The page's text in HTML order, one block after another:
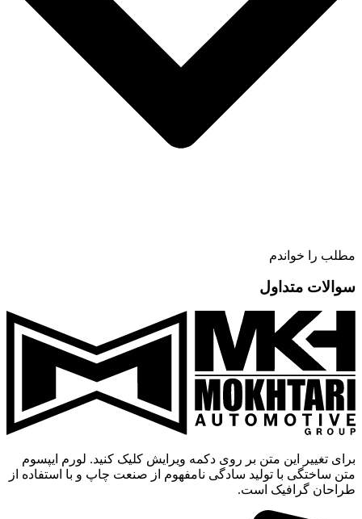
مطلب را خواندم
سوالات متداول
برای تغییر این متن بر روی دکمه ویرایش کلیک کنید. لورم ایپسوم
متن ساختگی با تولید سادگی نامفهوم از صنعت چاپ و با استفاده از
طراحان گرافیک است.